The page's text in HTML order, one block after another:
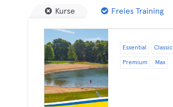
Kurse Freies Training
Essential Classic
Premium Max